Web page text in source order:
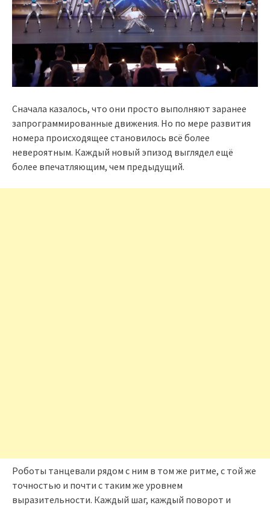
Сначала казалось, что они просто выполняют заранее
запрограммированные движения. Но по мере развития
номера происходящее становилось всё более
невероятным. Каждый новый эпизод выглядел ещё
более впечатляющим, чем предыдущий.
Роботы танцевали рядом с ним в том же ритме, с той же
точностью и почти с таким же уровнем
выразительности. Каждый шаг, каждый поворот и